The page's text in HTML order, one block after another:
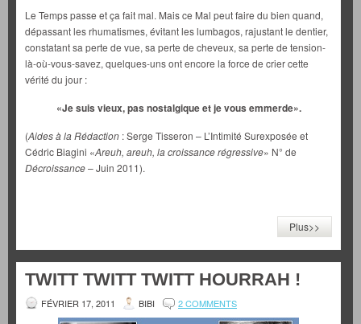
Le Temps passe et ça fait mal. Mais ce Mal peut faire du bien quand,
dépassant les rhumatismes, évitant les lumbagos, rajustant le dentier,
constatant sa perte de vue, sa perte de cheveux, sa perte de tension-
là-où-vous-savez, quelques-uns ont encore la force de crier cette
vérité du jour :
«Je suis vieux, pas nostalgique et je vous emmerde».
(Aides à la Rédaction : Serge Tisseron – L’Intimité Surexposée et
Cédric Biagini «Areuh, areuh, la croissance régressive» N° de
Décroissance– Juin 2011).
Plus>>
TWITT TWITT TWITT HOURRAH !
FÉVRIER 17, 2011 BIBI 2 COMMENTS